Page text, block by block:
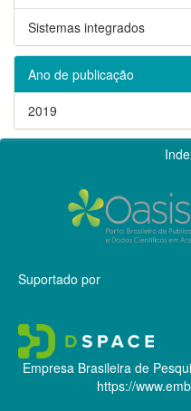
Sistemas integrados
Ano de publicação
2019
Suportado por
Empresa Brasileira de
https://